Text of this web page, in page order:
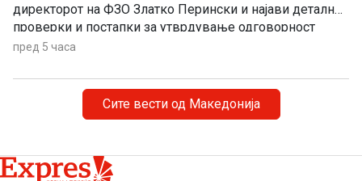
директорот на ФЗО Златко Перински и најави детални
проверки и постапки за утврдување одговорност
пред 5 часа
Сите вести од Македонија